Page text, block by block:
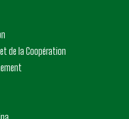
de la Coopération